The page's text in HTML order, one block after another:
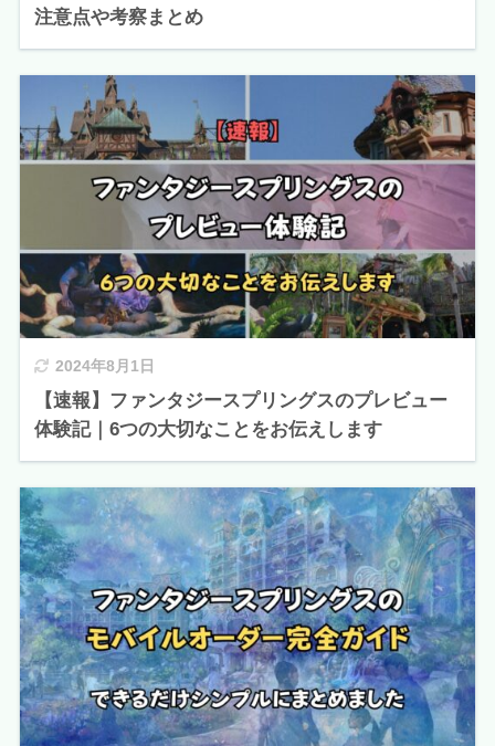
注意点や考察まとめ
2024年8月1日
【速報】ファンタジースプリングスのプレビュー
体験記｜6つの大切なことをお伝えします